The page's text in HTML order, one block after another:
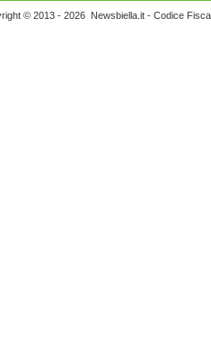
© 2013 - 2026 Newsbiella.it - Codice